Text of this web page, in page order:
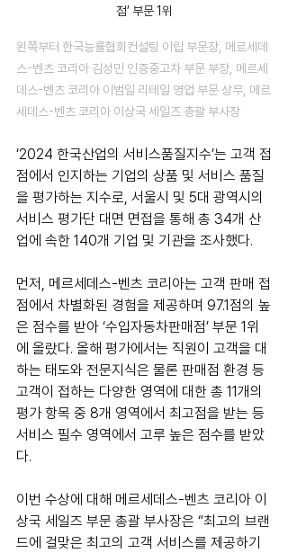
점’ 부문 1위
왼쪽부터 한국능률협회컨설팅 이립 부문장, 메르세데
스-벤츠 코리아 김성민 인증중고차 부문 부장, 메르세
데스-벤츠 코리아 이범일 리테일 영업 부문 상무, 메르
세데스-벤츠 코리아 이상국 세일즈 총괄 부사장
‘2024 한국산업의 서비스품질지수’는 고객 접
점에서 인지하는 기업의 상품 및 서비스 품질
을 평가하는 지수로, 서울시 및 5대 광역시의
서비스 평가단 대면 면접을 통해 총 34개 산
업에 속한 140개 기업 및 기관을 조사했다.
먼저, 메르세데스-벤츠 코리아는 고객 판매 접
점에서 차별화된 경험을 제공하며 97.1점의 높
은 점수를 받아 ‘수입자동차판매점’ 부문 1위
에 올랐다. 올해 평가에서는 직원이 고객을 대
하는 태도와 전문지식은 물론 판매점 환경 등
고객이 접하는 다양한 영역에 대한 총 11개의
평가 항목 중 8개 영역에서 최고점을 받는 등
서비스 필수 영역에서 고루 높은 점수를 받았
다.
이번 수상에 대해 메르세데스-벤츠 코리아 이
상국 세일즈 부문 총괄 부사장은 “최고의 브랜
드에 걸맞은 최고의 고객 서비스를 제공하기